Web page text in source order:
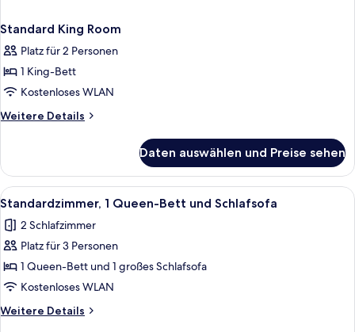
Standard King Room
Platz für 2 Personen
1 King-Bett
Kostenloses WLAN
Weitere Details
Weitere
King
Room
Daten auswählen und Preise sehen
Alle
Fotos
für
Standardzimmer,
1 Queen-
Bett
und
Schlafsofa
Ein Hotelzimmer mit einem Bett,
6
Standardzimmer, 1 Queen-Bett und Schlafsofa
2 Schlafzimmer
Platz für 3 Personen
1 Queen-Bett und 1 großes Schlafsofa
Kostenloses WLAN
Weitere Details
Weitere